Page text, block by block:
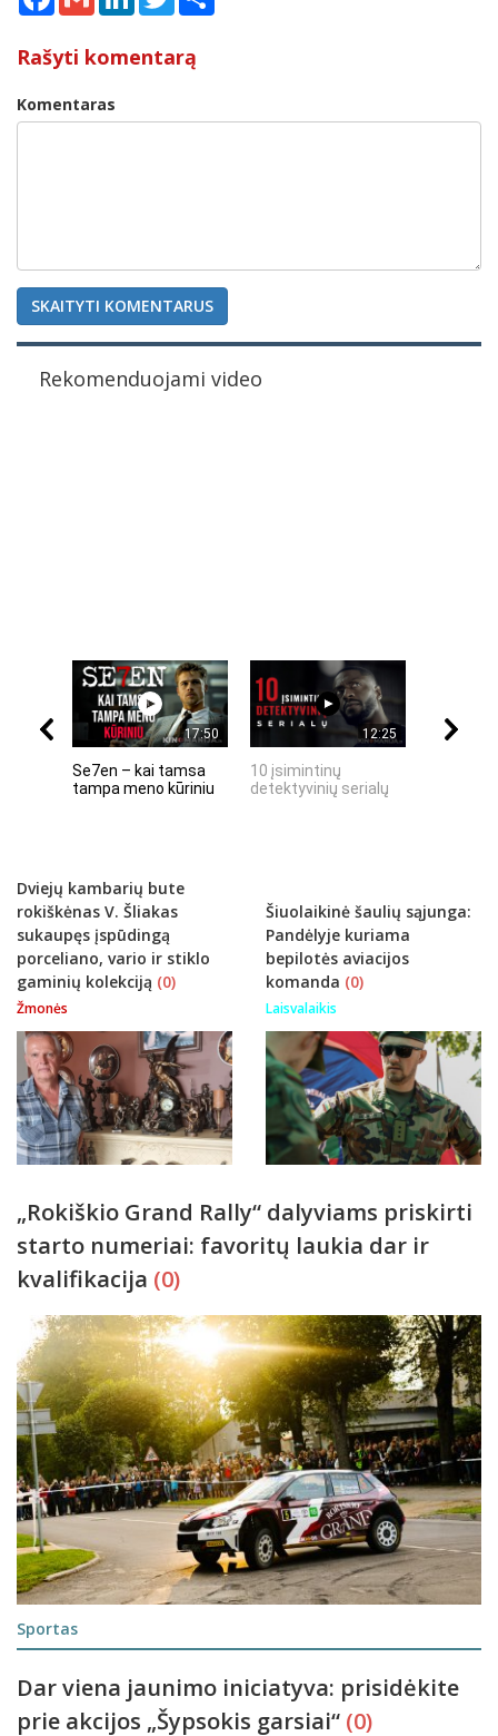
Rašyti komentarą
Komentaras
SKAITYTI KOMENTARUS
Rekomenduojami video
17:50
Se7en – kai tamsa
tampa meno kūriniu
12:25
10 įsimintinų
detektyvinių serialų
Dviejų kambarių bute
rokiškėnas V. Šliakas
sukaupęs įspūdingą
porceliano, vario ir stiklo
gaminių kolekciją (0)
Žmonės
Šiuolaikinė šaulių sąjunga:
Pandėlyje kuriama
bepilotės aviacijos
komanda (0)
Laisvalaikis
„Rokiškio Grand Rally“ dalyviams priskirti
starto numeriai: favoritų laukia dar ir
kvalifikacija (0)
Sportas
Dar viena jaunimo iniciatyva: prisidėkite
prie akcijos „Šypsokis garsiai“ (0)